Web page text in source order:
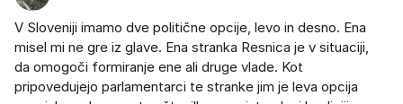
V Sloveniji imamo dve politične opcije, levo in desno. Ena
misel mi ne gre iz glave. Ena stranka Resnica je v situaciji,
da omogoči formiranje ene ali druge vlade. Kot
pripovedujejo parlamentarci te stranke jim je leva opcija